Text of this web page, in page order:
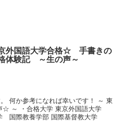
外国語大学合格☆ 手書きの
体験記 ～生の声～
何か参考になれば幸いです！ ～ 東
☆ ～ ・合格大学 東京外国語大学
国際教養学部 国際基督教大学